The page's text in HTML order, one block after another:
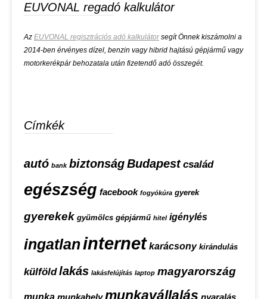
EUVONAL regadó kalkulátor
Az EUVONAL regisztrációs adó kalkulátorsegít Önnek kiszámolni a
2014-ben érvényes dízel, benzin vagy hibrid hajtású gépjármű vagy
motorkerékpár behozatala után fizetendő adó összegét.
Címkék
autó bank biztonságBudapest család
egészség facebook fogyókúra gyerek
gyerekek gyümölcs gépjármű hitel igénylés
ingatlaninternet karácsony kirándulás
külföld lakás lakásfelújítás laptop magyarország
munkavállalás